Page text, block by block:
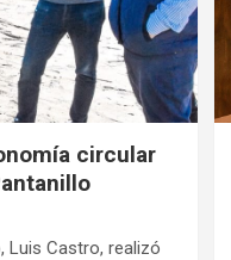
circular
Luis Castro, realizó